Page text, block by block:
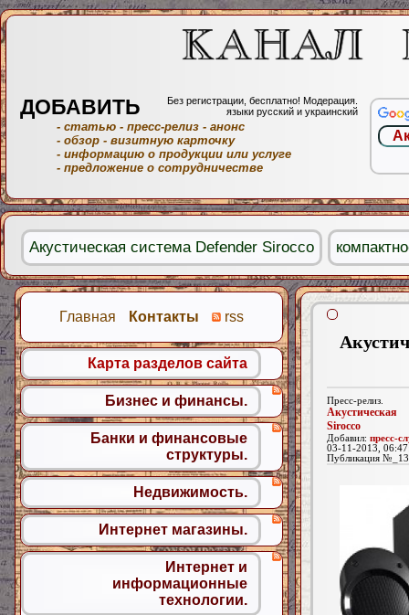
Пресс-релиз.
Sirocco
Добавил: пресс-
03-11-2013,
Публикация
Главная Контакты rss
Карта разделов сайта
Бизнес и финансы.
Банки и финансовые
структуры.
Недвижимость.
Интернет магазины.
Интернет и
информационные
технологии.
ДОБАВИТЬ
Без регистрации, бесплатно! Модерация.
языки русский и украинский
- статью - пресс-релиз - анонс
- обзор - визитную карточку
- информацию о продукции или услуге
- предложение о сотрудничестве
Акустическая система Defender Sirocco